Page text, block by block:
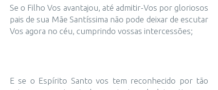
Se o Filho Vos avantajou, até admitir-Vos por gloriosos
pais de sua Mãe Santíssima não pode deixar de escutar
Vos agora no céu, cumprindo vossas intercessões;
E se o Espírito Santo vos tem reconhecido por tão